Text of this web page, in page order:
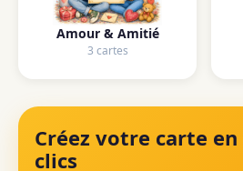
Amour & Amitié
3 cartes
Créez votre carte
clics